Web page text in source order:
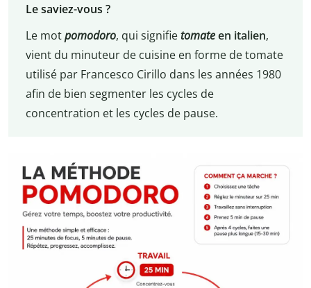
Le saviez-vous ?
Le motpomodoro, qui signifietomateen italien,
vient du minuteur de cuisine en forme de tomate
utilisé par Francesco Cirillo dans les années 1980
afin de bien segmenter les cycles de
concentration et les cycles de pause.